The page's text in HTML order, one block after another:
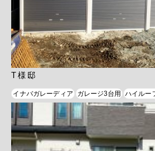
T様邸
イナバガレーディア ガレージ3台用 ハイルー